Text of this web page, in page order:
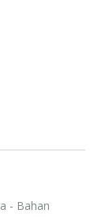
- Bahan